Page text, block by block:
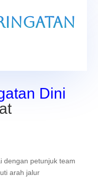
Dini
dengan petunjuk team
arah jalur